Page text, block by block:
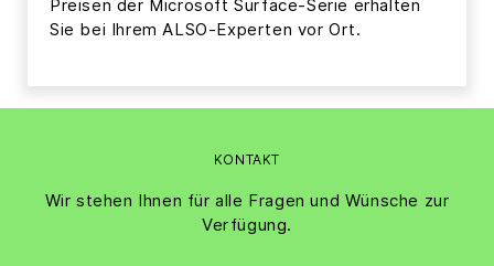
Preisen der Microsoft Surface-Serie erhalten
Sie bei Ihrem ALSO-Experten vor Ort.
KONTAKT
Wir stehen Ihnen für alle Fragen und Wünsche zur
Verfügung.